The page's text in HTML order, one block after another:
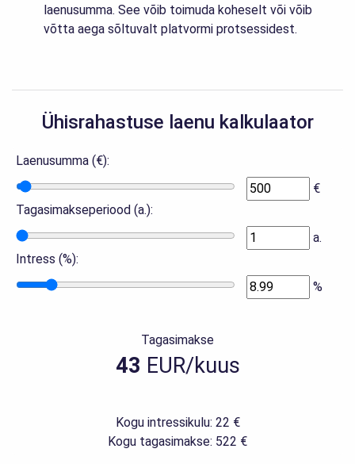
laenusumma. See võib toimuda koheselt või võib
võtta aega sõltuvalt platvormi protsessidest.
Ühisrahastuse laenu kalkulaator
Laenusumma (€):
€
Tagasimakseperiood (a.):
a.
Intress (%):
%
Tagasimakse
43 EUR/kuus
Kogu intressikulu: 22 €
Kogu tagasimakse: 522 €